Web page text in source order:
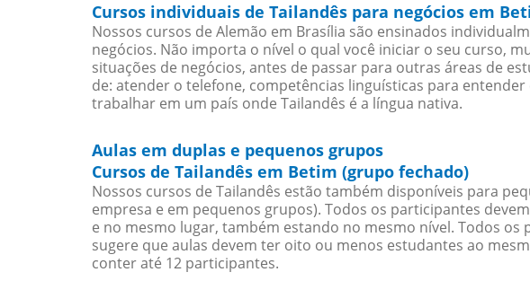
Cursos individuais de Tailandês para negócios em
Nossos cursos de Alemão em Brasília são ensinados
negócios. Não importa o nível o qual você iniciar o seu curso,
situações de negócios, antes de passar para outras áreas de
de: atender o telefone, competências linguísticas para
trabalhar em um país onde Tailandês é a língua nativa.
Aulas em duplas e pequenos grupos
Cursos de Tailandês em Betim (grupo fechado)
Nossos cursos de Tailandês estão também disponíveis para
empresa e em pequenos grupos). Todos os participantes
e no mesmo lugar, também estando no mesmo nível. Todos
sugere que aulas devem ter oito ou menos estudantes ao
conter até 12 participantes.